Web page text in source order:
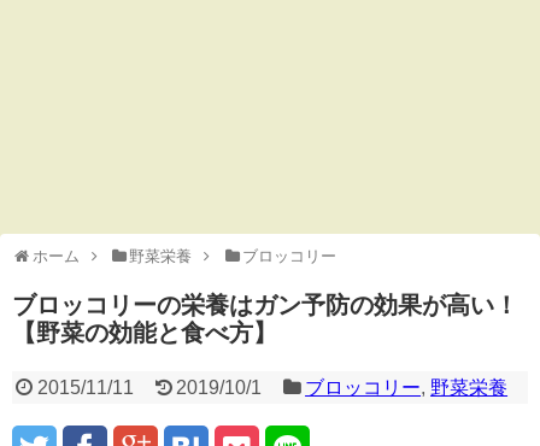
ホーム 野菜栄養 ブロッコリー
ブロッコリーの栄養はガン予防の効果が高い！
【野菜の効能と食べ方】
2015/11/11 2019/10/1 ブロッコリー, 野菜栄養